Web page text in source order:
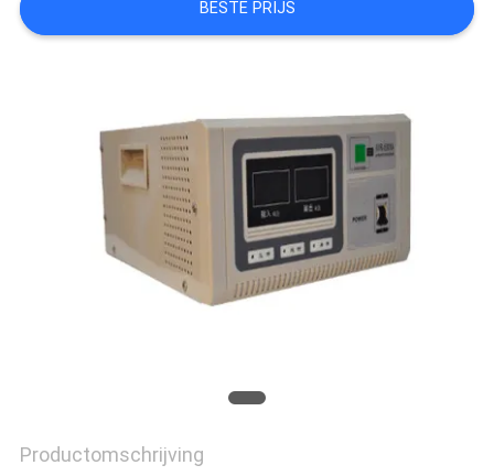
SITEMAP
PRIVACYBELEID
BESTE PRIJS
Productomschrijving